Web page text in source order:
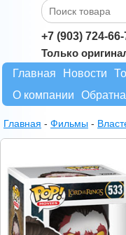
+7 (903) 724-
Только
Главная
Новости
О компании
Главная - Фильмы -